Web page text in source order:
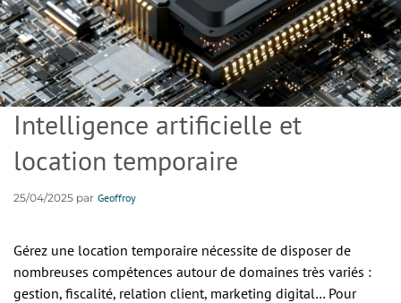
Intelligence artificielle et
location temporaire
25/04/2025 par Geoffroy
Gérez une location temporaire nécessite de disposer de
nombreuses compétences autour de domaines très variés :
gestion, fiscalité, relation client, marketing digital… Pour